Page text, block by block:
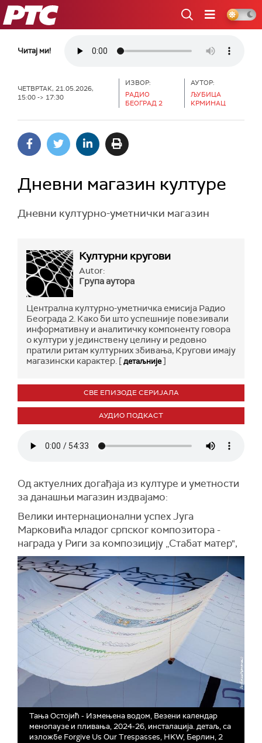
РТС
Читај ми!
ЧЕТВРТАК, 21.05.2026,
15:00 -> 17:30
ИЗВОР:
РАДИО
БЕОГРАД 2
АУТОР:
ЉУБИЦА
КРМИНАЦ
Дневни магазин културе
Дневни културно-уметнички магазин
Културни кругови
Autor:
Група аутора
Централна културно-уметничка емисија Радио
Београда 2. Како би што успешније повезивали
информативну и аналитичку компоненту говора
о култури у јединствену целину и редовно
пратили ритам културних збивања, Кругови имају
магазински карактер. [детаљније]
СВЕ ЕПИЗОДЕ СЕРИЈАЛА
АУДИО ПОДКАСТ
Од актуелних догађаја из културе и уметности
за данашњи магазин издвајамо:
Велики интернационални успех Југа
Марковића младог српског композитора -
награда у Риги за композицију „Стабат матер",
Тања Остојић - Измењена водом, Везени календар
менопаузе и пливања, 2024-26, инсталација. детаљ, са
изложбе Forgive Us Our Trespasses, HKW, Берлин, 2